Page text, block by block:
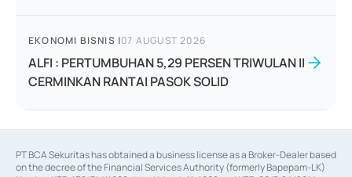
EKONOMI BISNIS |07 AUGUST 2026
ALFI : PERTUMBUHAN 5,29 PERSEN TRIWULAN II
CERMINKAN RANTAI PASOK SOLID
PT BCA Sekuritas has obtained a business license as a Broker-Dealer based
on the decree of the Financial Services Authority (formerly Bapepam-LK)